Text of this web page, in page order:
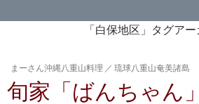
索
ン
ツ
「白保地区」タグア
まーさん沖縄八重山料理 ／ 琉球八重山奄美諸島
旬家「ばんちゃん